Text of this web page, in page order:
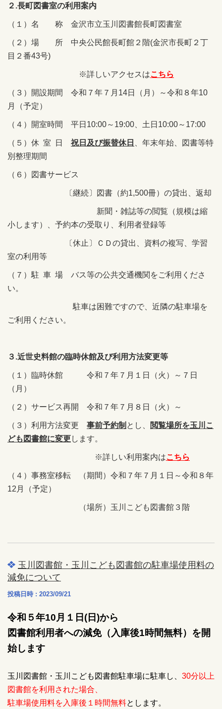
２.長町図書室の利用案内
（１）名 称 金沢市立玉川図書館長町図書室
（２）場 所 中央公民館長町館２階(金沢市長町２丁
目２番43号)
※詳しいアクセスはこちら
（３）開設期間 令和７年７月14日（月）～令和８年10
月（予定）
（４）開室時間 平日10:00～19:00、土日10:00～17:00
（５）休 室 日 祝日及び振替休日
、年末年始、図書等特
別整理期間
（６）図書サービス
〔継続〕図書（約1,500冊）の貸出、返却
新聞・雑誌等の閲覧（規模は縮
小します）、予約本の受取り、利用者登録等
〔休止〕ＣＤの貸出、資料の複写、学習
室の利用等
（７）駐 車 場 バス等の公共交通機関をご利用くださ
い。
駐車は困難ですので、近隣の駐車場を
ご利用ください。
３.近世史料館の臨時休館及び利用方法変更等
（１）臨時休館 令和７年７月１日（火）～７日
（月）
（２）サービス再開 令和７年７月８日（火）～
（３）利用方法変更 事前予約制 とし、
閲覧場所を玉川こ
ども図書館に変更します。
※詳しい利用案内はこちら
（４）事務室移転 （期間）令和７年７月１日～令和８年
12月（予定）
（場所）玉川こども図書館３階
玉川図書館・玉川こども図書館の駐車場使用料の
減免について
投稿日時 : 2023/09/21
令和５年10月１日(日)から
図書館利用者への減免（入庫後1時間無料）を開
始します
玉川図書館・玉川こども図書館駐車場に駐車し、 30分以上
図書館を利用された場合、
駐車場使用料を入庫後１時間無料とします。